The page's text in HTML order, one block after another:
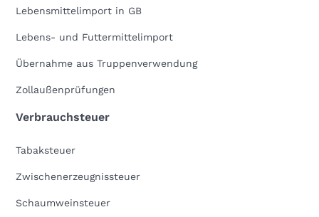
Lebensmittelimport in GB
Lebens- und Futtermittelimport
Übernahme aus Truppenverwendung
Zollaußenprüfungen
Verbrauchsteuer
Tabaksteuer
Zwischenerzeugnissteuer
Schaumweinsteuer